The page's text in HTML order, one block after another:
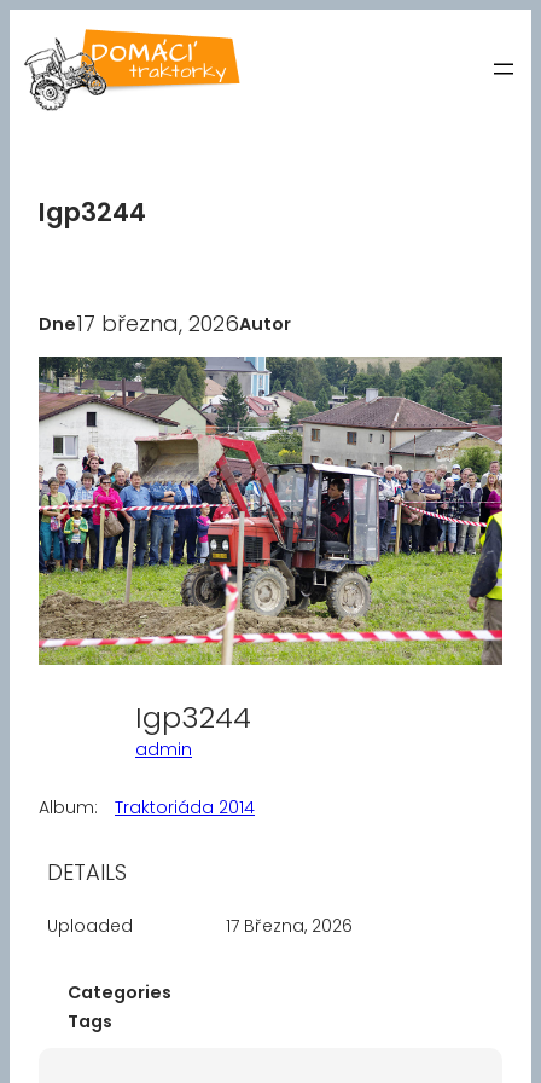
na
obsah
Igp3244
Dne17 března, 2026Autor
Igp3244
admin
Album: Traktoriáda 2014
DETAILS
Uploaded 17 Března, 2026
Categories
Tags